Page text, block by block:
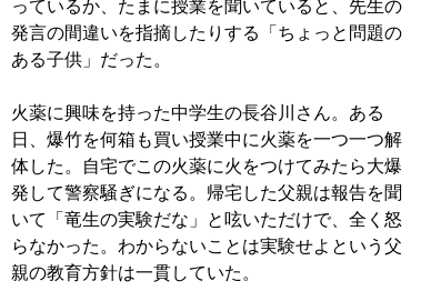
っているか、たまに授業を聞いていると、先生の
発言の間違いを指摘したりする「ちょっと問題の
ある子供」だった。
火薬に興味を持った中学生の長谷川さん。ある
日、爆竹を何箱も買い授業中に火薬を一つ一つ解
体した。自宅でこの火薬に火をつけてみたら大爆
発して警察騒ぎになる。帰宅した父親は報告を聞
いて「竜生の実験だな」と呟いただけで、全く怒
らなかった。わからないことは実験せよという父
親の教育方針は一貫していた。